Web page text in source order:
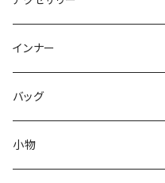
スウェット/トレーナー
その他
オールインワン
ラッシュガード
その他
ロング/マキシ
袖付き
ノースリーブ
スカートスーツ
その他
ネックレス
ブレスレット
ピアス
インナー
ブラ/ブラトップ/ベアトップ
ショーツ
バッグ
サブバッグ
小物